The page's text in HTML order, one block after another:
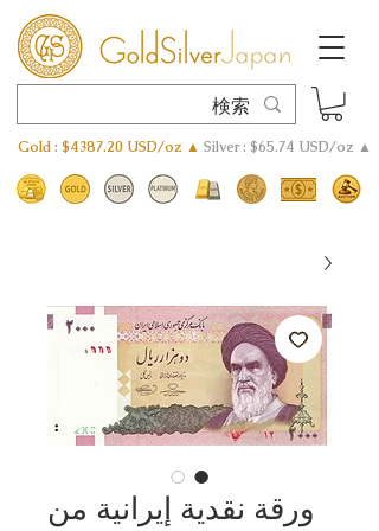
Gold : $4387.20 USD/oz ▲ Silver : $65.74 USD/oz ▲
ورقة نقدية إيرانية من